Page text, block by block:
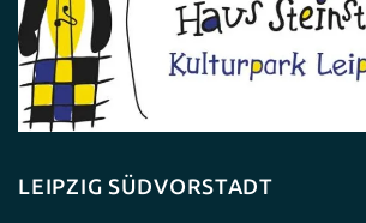
LEIPZIG SÜDVORSTADT